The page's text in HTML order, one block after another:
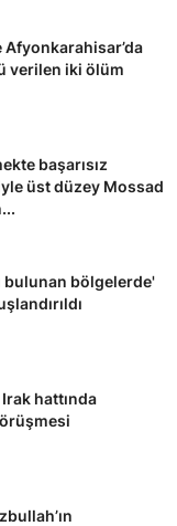
Afyonkarahisar’da
verilen iki ölüm
başarısız
üst düzey Mossad
bulunan bölgelerde'
hattında